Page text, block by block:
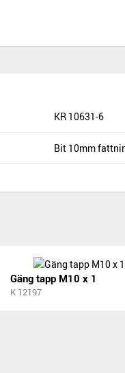
KR 10631-6
Bit 10mm
Gäng tapp M10 x 1
K 12197